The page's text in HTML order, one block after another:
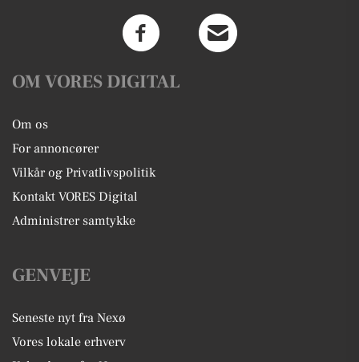
OM VORES DIGITAL
Om os
For annoncører
Vilkår og Privatlivspolitik
Kontakt VORES Digital
Administrer samtykke
GENVEJE
Seneste nyt fra Nexø
Vores lokale erhverv